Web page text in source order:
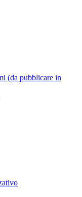
(da pubblicare in